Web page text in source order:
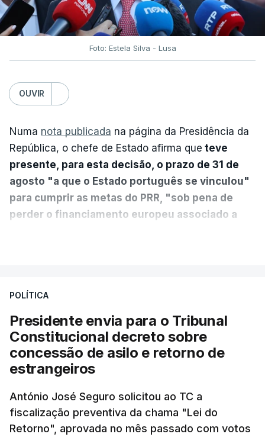
Foto: Estela Silva - Lusa
OUVIR
Numa nota publicada na página da Presidência da
República, o chefe de Estado afirma que teve
presente, para esta decisão, o prazo de 31 de
agosto "a que o Estado português se vinculou"
para cumprir as metas do PRR, "sob pena de
perder o financiamento europeu associado a
sistema mais simples, mais justo e transparente".
"Sempre que seja possível reduzir burocracias,
eliminar sobreposições e garantir que os apoios
chegam a quem mais necessita, estaremos a dar
um passo na direção certa", argumenta o
Presidente da República.
POLÍTICA
Presidente envia para o Tribunal
Constitucional decreto sobre
concessão de asilo e retorno de
estrangeiros
António José Seguro solicitou ao TC a
fiscalização preventiva da chama "Lei do
Retorno", aprovada no mês passado com votos